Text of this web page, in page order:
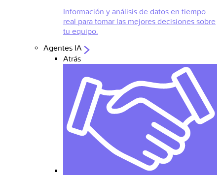
Información y análisis de datos en tiempo
real para tomar las mejores decisiones sobre
tu equipo.
Agentes IA
Atrás